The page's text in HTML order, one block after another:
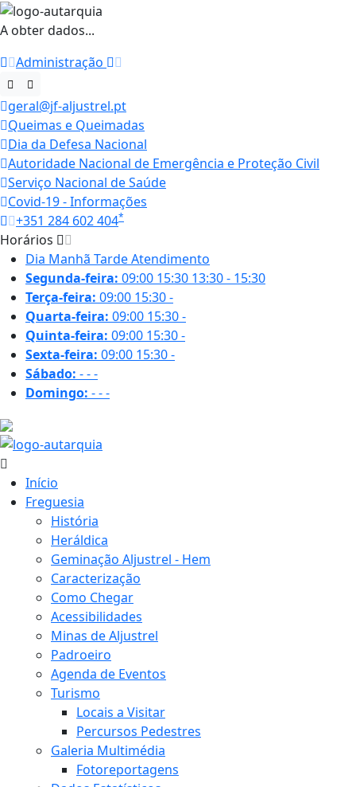
A obter dados...
Administração
geral@jf-aljustrel.pt
Queimas e Queimadas
Dia da Defesa Nacional
Autoridade Nacional de Emergência e Proteção Civil
Serviço Nacional de Saúde
Covid-19 - Informações
+351 284 602 404*
Horários
Dia Manhã TardeAtendimento
Segunda-feira: 09:00 15:30 13:30 - 15:30
Terça-feira: 09:00 15:30-
Quarta-feira: 09:00 15:30-
Quinta-feira: 09:00 15:30-
Sexta-feira: 09:00 15:30-
Sábado: ---
Domingo: ---
Início
Freguesia
História
Heráldica
Geminação Aljustrel - Hem
Caracterização
Como Chegar
Acessibilidades
Minas de Aljustrel
Padroeiro
Agenda de Eventos
Turismo
Locais a Visitar
Percursos Pedestres
Galeria Multimédia
Fotoreportagens